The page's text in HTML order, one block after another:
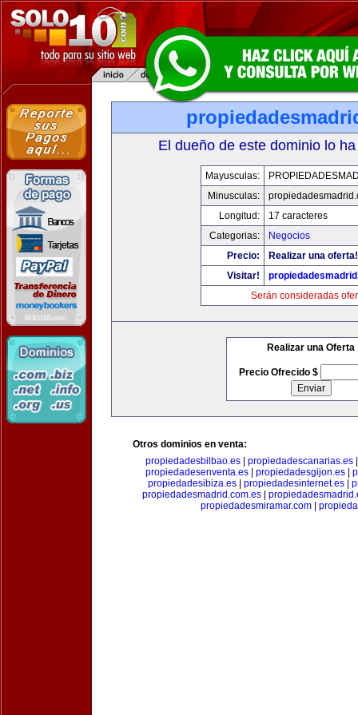
El dueño de este dominio lo
Mayusculas:
Minusculas:
Longitud:
17 caracteres
Categorias:
Negocios
Precio:
Realizar una oferta!
Visitar!
Serán consideradas
Realizar una Oferta
Precio Ofrecido $
Otros dominios en venta:
propiedadesbilbao.es| propiedadescanarias.es
propiedadesenventa.es
propiedadesgijon.es
propiedadesibiza.es
propiedadesinternet.es
propiedadesmadrid.com.es
propiedadesmiramar.com